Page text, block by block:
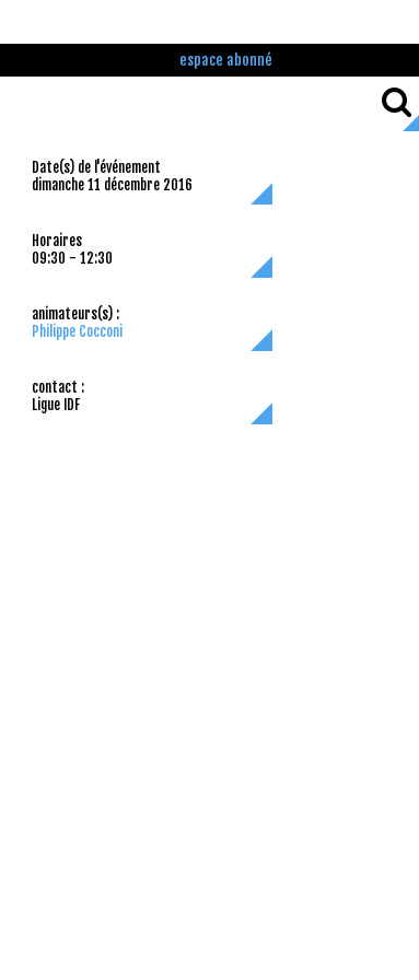
espace abonné
Date(s) de l'événement
dimanche 11 décembre 2016
Horaires
09:30 - 12:30
animateurs(s) :
Philippe Cocconi
contact :
Ligue IDF